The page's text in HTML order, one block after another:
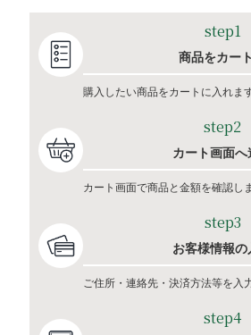
step1
商品をカー
購入したい商品をカートに入れます
step2
カート画面へ
カート画面で商品と金額を確認し
step3
お客様情報の
ご住所・連絡先・決済方法等を入
step4